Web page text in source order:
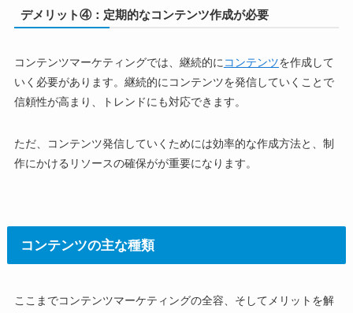
デメリット④：定期的なコンテンツ作成が必要
コンテンツマーケティングでは、継続的に コンテンツを作成して
いく必要があります。継続的にコンテンツを発信していくことで
信頼性が高まり、トレンドにも対応できます。
ただ、コンテンツ発信していくためには効率的な作成方法と、制
作にかけるリソースの確保がが重要になります。
コンテンツの主な種類
ここまでコンテンツマーケティングの全容、そしてメリットを解